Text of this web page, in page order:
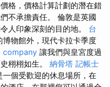
格，價格計算計劃的潛在錯
不承擔責任。 倫敦是英國
人印象深刻的目的地。 台
物館外，現代卡拉卡季度
company 讓我們與皇宮度過
栩栩如生。 納骨塔 記帳士
個受歡迎的休息場所，在